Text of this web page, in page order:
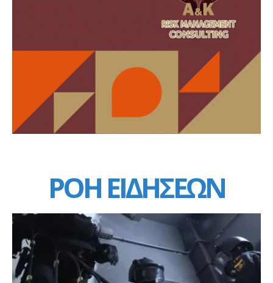
ΡΟΗ ΕΙΔΗΣΕΩΝ